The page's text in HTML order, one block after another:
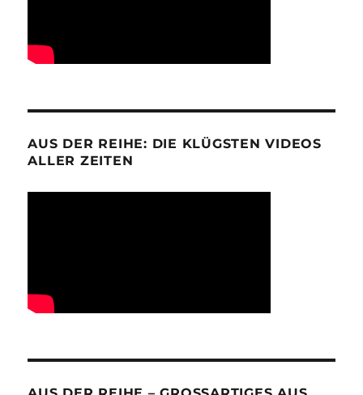
AUS DER REIHE: DIE KLÜGSTEN VIDEOS
ALLER ZEITEN